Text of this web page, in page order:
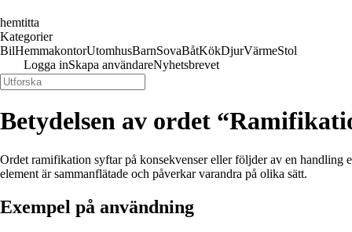
hemtitta
Kategorier
BilHemmakontorUtomhusBarnSovaBåtKökDjurVärmeStol
Logga inSkapa användareNyhetsbrevet
Betydelsen av ordet
Ordet ramifikation syftar på konsekvenser eller följder av en handling
element är sammanflätade och påverkar varandra på olika sätt.
Exempel på användning